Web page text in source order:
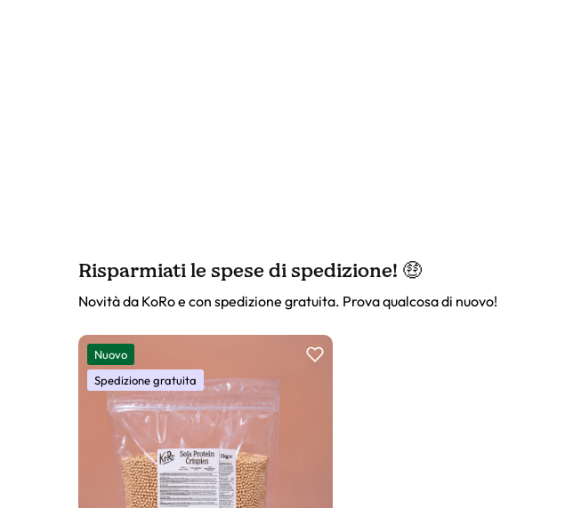
Risparmiati le spese di spedizione! 🤑
Novità da KoRo e con spedizione gratuita. Prova qualcosa di nuovo!
Slider prodotto
Nuovo
Spedizione gratuita